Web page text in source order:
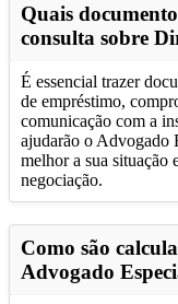
Quais
consulta sobre
É essencial trazer
de empréstimo,
comunicação com a
ajudarão o Advogado
melhor a sua situação
negociação.
Como são
Advogado